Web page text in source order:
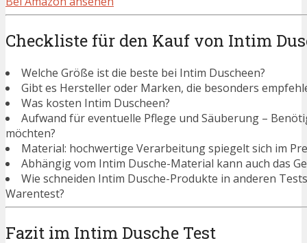
Checkliste für den Kauf von Intim
Welche Größe ist die beste bei Intim Duscheen?
Gibt es Hersteller oder Marken, die besonders
Was kosten Intim Duscheen?
Aufwand für eventuelle Pflege und Säuberung –
möchten?
Material: hochwertige Verarbeitung spiegelt sich im
Abhängig vom Intim Dusche-Material kann auch das
Wie schneiden Intim Dusche-Produkte in anderen
Warentest?
Fazit im Intim Dusche Test